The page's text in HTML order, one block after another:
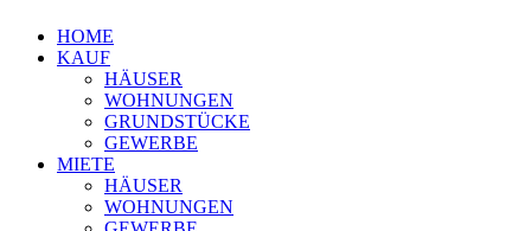
HOME
KAUF
HÄUSER
WOHNUNGEN
GRUNDSTÜCKE
GEWERBE
MIETE
HÄUSER
WOHNUNGEN